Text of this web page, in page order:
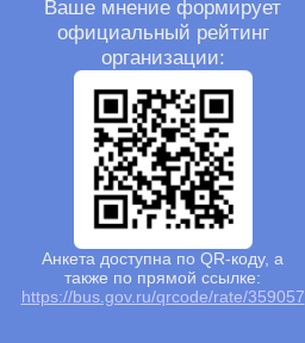
Ваше мнение формирует
официальный рейтинг
организации:
Анкета доступна по QR-коду, а
также по прямой ссылке:
https://bus.gov.ru/qrcode/rate/359057